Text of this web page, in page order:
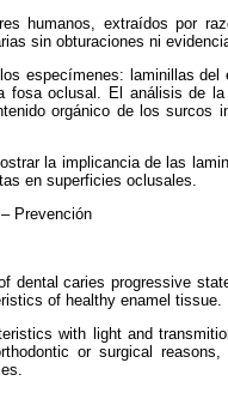
humanos, extraídos por
sin obturaciones ni
especímenes: laminillas
oclusal. El análisis de
orgánico de los surcos
la implicancia de las
en superficies oclusales.
Prevención
dental caries progressive
of healthy enamel tissue.
with light and
or surgical